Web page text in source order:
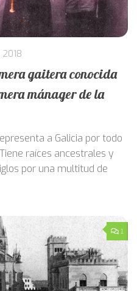
2018
gaitera conocida
mánager de la
a Galicia por todo
raíces ancestrales y
por una multitud de
1